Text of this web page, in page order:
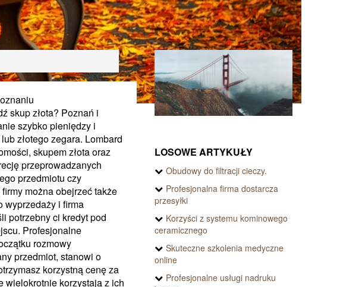
skup złota? Poznań i
szybko pieniędzy i
złotego zegara. Lombard
skupem złota oraz
przeprowadzanych
przedmiotu czy
można obejrzeć także
wyprzedaży i firma
potrzebny ci kredyt pod
Profesjonalne
rozmowy
przedmiot, stanowi o
korzystną cenę za
wielokrotnie korzystają z ich
LOSOWE ARTYKUŁY
Obudowy do filtracji cieczy.
Profesjonalna firma dostarcza
przesyłki
Korzyści z systemu kominowego
ceramicznego
Skuteczne szkolenia medyczne
online
Profesjonalne usługi nadruku